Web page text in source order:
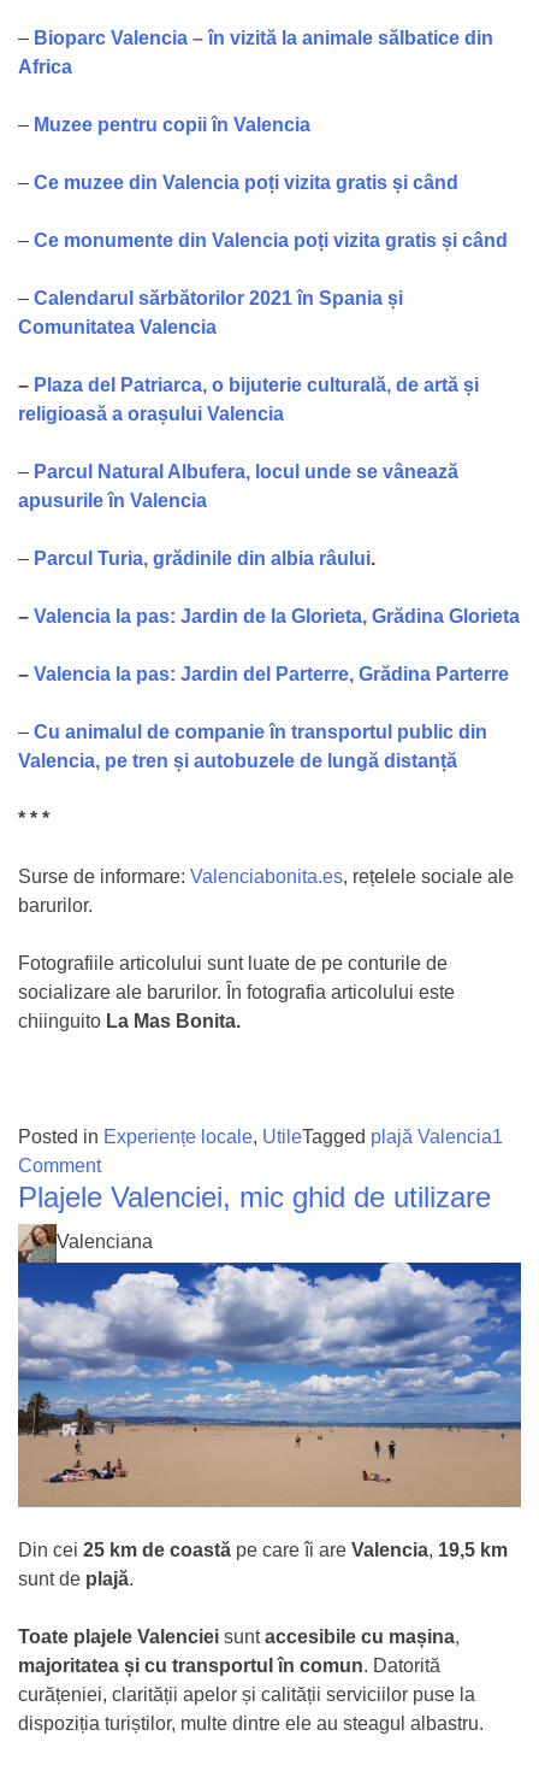
– Bioparc Valencia – în vizită la animale sălbatice din
Africa
– Muzee pentru copii în Valencia
– Ce muzee din Valencia poți vizita gratis și când
– Ce monumente din Valencia poți vizita gratis și când
– Calendarul sărbătorilor 2021 în Spania și
Comunitatea Valencia
– Plaza del Patriarca, o bijuterie culturală, de artă și
religioasă a orașului Valencia
– Parcul Natural Albufera, locul unde se vânează
apusurile în Valencia
– Parcul Turia, grădinile din albia râului.
– Valencia la pas: Jardin de la Glorieta, Grădina Glorieta
– Valencia la pas: Jardin del Parterre, Grădina Parterre
– Cu animalul de companie în transportul public din
Valencia, pe tren și autobuzele de lungă distanță
* * *
Surse de informare: Valenciabonita.es, rețelele sociale ale
barurilor.
Fotografiile articolului sunt luate de pe conturile de
socializare ale barurilor. În fotografia articolului este
chiinguito La Mas Bonita.
Posted in Experiențe locale, UtileTagged plajă Valencia1
Commenton
Baruri
plajă
în
Valencia
Plajele Valenciei, mic ghid de utilizare
Valenciana
Din cei 25 km de coastă pe care îi are Valencia, 19,5 km
sunt de plajă.
Toate plajele Valenciei suntaccesibile cu mașina,
majoritatea și cu transportul în comun. Datorită
curățeniei, clarității apelor și calității serviciilor puse la
dispoziția turiștilor, multe dintre ele au steagul albastru.